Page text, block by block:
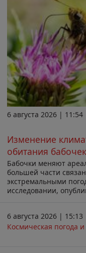
6 августа 2026 | 11:54
Изменение
обитания бабочек
Бабочки меняют
большей части
экстремальными
исследовании,
6 августа 2026 | 15:13
Космическая погода